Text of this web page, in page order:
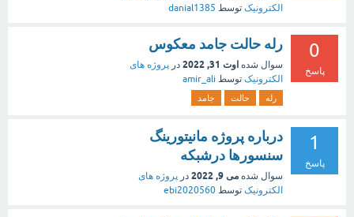
الکترونیک توسط danial1385
0
پاسخ
رله حالت جامد معکوس
سوال شده اوت 31, 2022 در پروژه های
الکترونیک توسط amir_ali
رله حالت جامد
1
پاسخ
درباره پروژه مانیتورینگ
سنسورها درشبکه
سوال شده می 9, 2022 در پروژه های
الکترونیک توسط ebi2020560